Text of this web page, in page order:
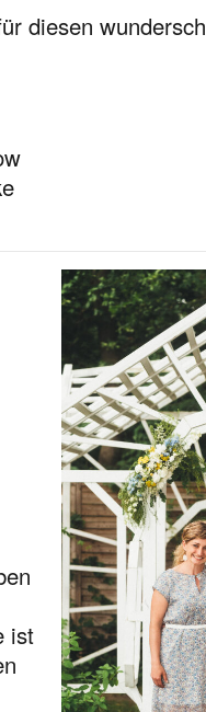
diesen
ist